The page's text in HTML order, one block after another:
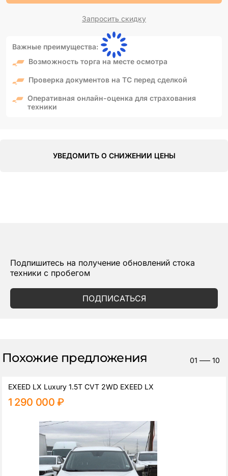
Запросить скидку
Важные преимущества:
Возможность торга на месте осмотра
Проверка документов на ТС перед сделкой
Оперативная онлайн-оценка для страхования
техники
УВЕДОМИТЬ О СНИЖЕНИИ ЦЕНЫ
Подпишитесь на получение обновлений стока
техники с пробегом
ПОДПИСАТЬСЯ
Похожие предложения 01 —– 10
EXEED LX Luxury 1.5T CVT 2WD EXEED LX
1 290 000 ₽